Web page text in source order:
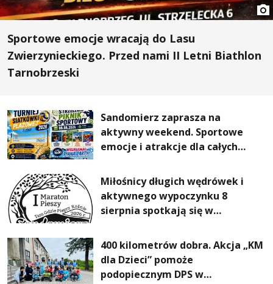
Sportowe emocje wracają do Lasu
Zwierzynieckiego. Przed nami II Letni Biathlon
Tarnobrzeski
Sandomierz zaprasza na
aktywny weekend. Sportowe
emocje i atrakcje dla całych
Miłośnicy długich wędrówek i
aktywnego wypoczynku 8
sierpnia spotkają się w
Pieszym „Tam Gdzie Pieprz
Rośnie”
400 kilometrów dobra. Akcja „KM
dla Dzieci” pomoże
podopiecznym DPS w